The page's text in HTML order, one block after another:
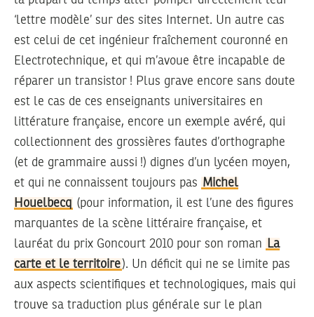
‘lettre modèle’ sur des sites Internet. Un autre cas
est celui de cet ingénieur fraîchement couronné en
Electrotechnique, et qui m’avoue être incapable de
réparer un transistor ! Plus grave encore sans doute
est le cas de ces enseignants universitaires en
littérature française, encore un exemple avéré, qui
collectionnent des grossières fautes d’orthographe
(et de grammaire aussi !) dignes d’un lycéen moyen,
et qui ne connaissent toujours pas Michel
Houelbecq (pour information, il est l’une des figures
marquantes de la scène littéraire française, et
lauréat du prix Goncourt 2010 pour son roman
La
carte et le territoire). Un déficit qui ne se limite pas
aux aspects scientifiques et technologiques, mais qui
trouve sa traduction plus générale sur le plan